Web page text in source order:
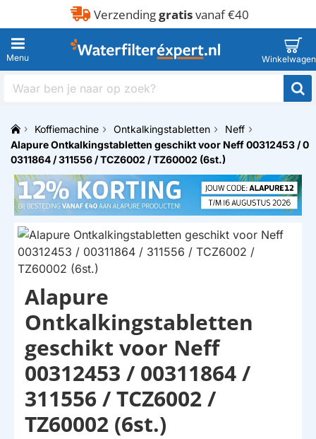
Verzendinggratisvanaf €40
Waar
naar
op
zoek?
h
o
e
Koffiemachine Ontkalkingstabletten
Neff
Alapure Ontkalkingstabletten geschikt voor Neff 00312453 / 0
0311864 / 311556 / TCZ6002 / TZ60002 (6st.)
HUISMERK
Alapure
Ontkalkingstabletten
geschikt voor Neff
00312453 / 00311864 /
311556 / TCZ6002 /
TZ60002 (6st.)